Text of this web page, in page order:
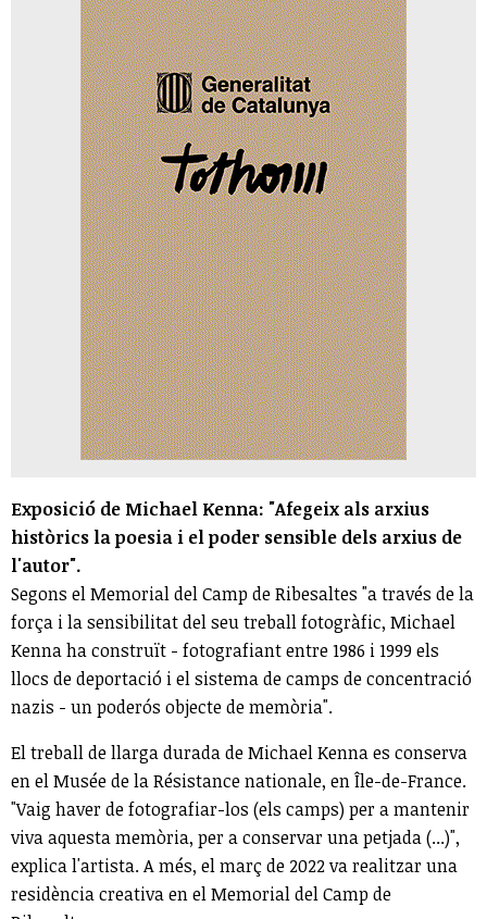
Exposició de Michael Kenna: "Afegeix als arxius
històrics la poesia i el poder sensible dels arxius de
l'autor".
Segons el Memorial del Camp de Ribesaltes "a través de la
força i la sensibilitat del seu treball fotogràfic, Michael
Kenna ha construït - fotografiant entre 1986 i 1999 els
llocs de deportació i el sistema de camps de concentració
nazis - un poderós objecte de memòria".
El treball de llarga durada de Michael Kenna es conserva
en el Musée de la Résistance nationale, en Île-de-France.
"Vaig haver de fotografiar-los (els camps) per a mantenir
viva aquesta memòria, per a conservar una petjada (...)",
explica l'artista. A més, el març de 2022 va realitzar una
residència creativa en el Memorial del Camp de